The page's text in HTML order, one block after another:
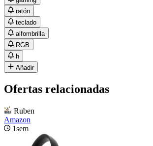
ratón
teclado
alfombrilla
RGB
h
Añadir
Ofertas relacionadas
Ruben
Amazon
1sem